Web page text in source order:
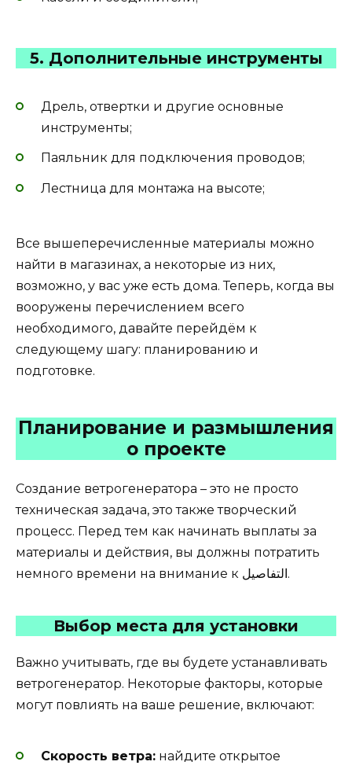
5. Дополнительные инструменты
Дрель, отвертки и другие основные
инструменты;
Паяльник для подключения проводов;
Лестница для монтажа на высоте;
Все вышеперечисленные материалы можно
найти в магазинах, а некоторые из них,
возможно, у вас уже есть дома. Теперь, когда вы
вооружены перечислением всего
необходимого, давайте перейдём к
следующему шагу: планированию и
подготовке.
Планирование и размышления
о проекте
Создание ветрогенератора – это не просто
техническая задача, это также творческий
процесс. Перед тем как начинать выплаты за
материалы и действия, вы должны потратить
немного времени на внимание к التفاصيل.
Выбор места для установки
Важно учитывать, где вы будете устанавливать
ветрогенератор. Некоторые факторы, которые
могут повлиять на ваше решение, включают:
Скорость ветра: найдите открытое